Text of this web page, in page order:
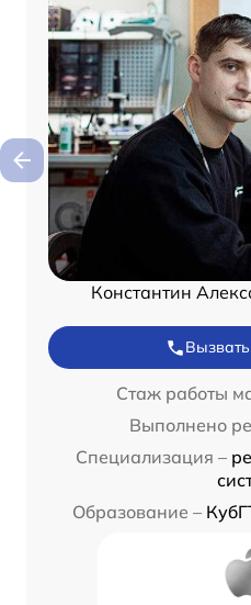
Константин
Стаж работы
Выполнено
Специализация –
Образование –